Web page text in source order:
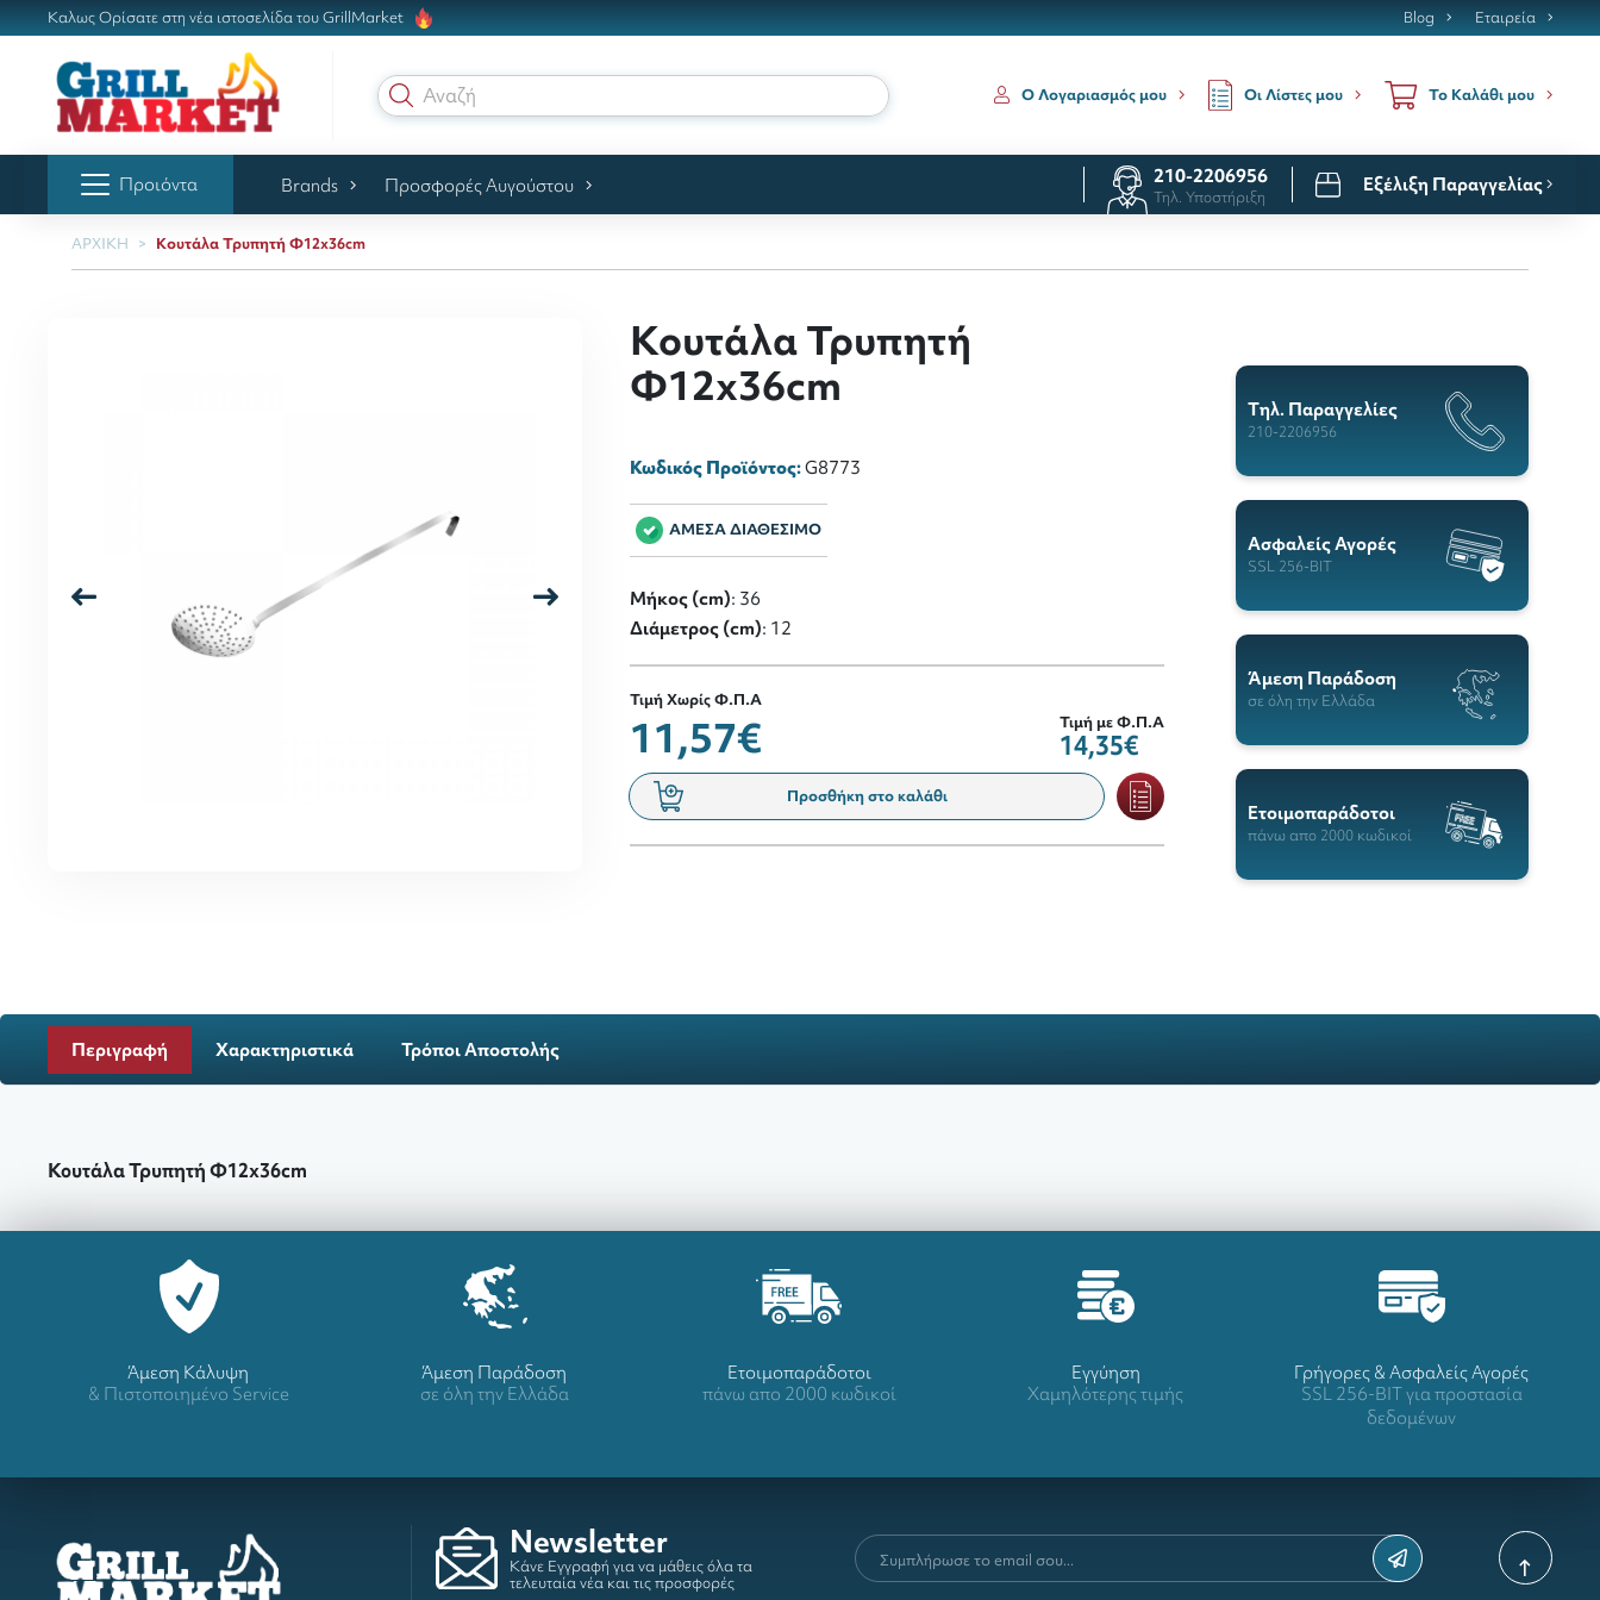
Καλως Ορίσατε στη νέα ιστοσελίδα του GrillMarket Blog Εταιρεία
Αναζήτησ Ο Λογαριασμός μου Οι Λίστες μου Το Καλάθι μου
Προιόντα Brands Προσφορές Αυγούστου 210-2206956
Τηλ. Υποστήριξη
Εξέλιξη Παραγγελίας
ΑΡΧΙΚΗ Κουτάλα Τρυπητή Φ12x36cm
Κουτάλα Τρυπητή
Φ12x36cm
Κωδικός Προϊόντος:G8773
ΑΜΕΣΑ ΔΙΑΘΕΣΙΜΟ
Μήκος (cm): 36
Διάμετρος (cm): 12
Τιμή Χωρίς Φ.Π.Α
11,57€ Τιμή με Φ.Π.Α
14,35€
Προσθήκη στο καλάθι
Tηλ. Παραγγελίες
210-2206956
Ασφαλείς Αγορές
SSL 256-BIT
Άμεση Παράδοση
σε όλη την Ελλάδα
Ετοιμοπαράδοτοι
πάνω απο 2000 κωδικοί
Περιγραφή Χαρακτηριστικά Τρόποι Αποστολής
Κουτάλα Τρυπητή Φ12x36cm
Άμεση Κάλυψη
& Πιστοποιημένο Service
Άμεση Παράδοση
σε όλη την Ελλάδα
Ετοιμοπαράδοτοι
πάνω απο 2000 κωδικοί
Eγγύηση
Χαμηλότερης τιμής
Γρήγορες & Ασφαλείς Αγορές
SSL 256-BIT για προστασία
δεδομένων
Newsletter
Κάνε Εγγραφή για να μάθεις όλα τα
τελευταία νέα και τις προσφορές